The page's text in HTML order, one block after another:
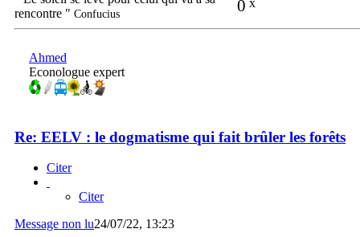
0
rencontre " Confucius
Ahmed
Econologue expert
Re: EELV : le dogmatisme qui fait brûler les forêts
Citer
Citer
Message non lu24/07/22, 13:23